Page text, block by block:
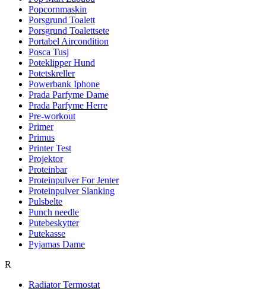
Popcornmaskin
Porsgrund Toalett
Porsgrund Toalettsete
Portabel Aircondition
Posca Tusj
Poteklipper Hund
Potetskreller
Powerbank Iphone
Prada Parfyme Dame
Prada Parfyme Herre
Pre-workout
Primer
Primus
Printer Test
Projektor
Proteinbar
Proteinpulver For Jenter
Proteinpulver Slanking
Pulsbelte
Punch needle
Putebeskytter
Putekasse
Pyjamas Dame
R
Radiator Termostat